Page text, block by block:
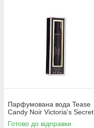
Парфумована вода Tease
Candy Noir Victoria's Secret
Готово до відправки